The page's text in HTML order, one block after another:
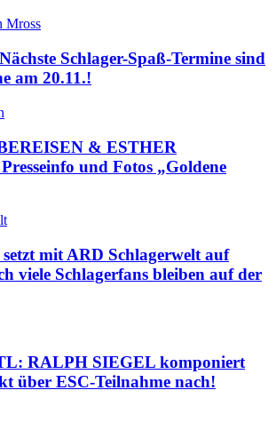
Schlager-Spaß-Termine sind
am 20.11.!
& ESTHER
und Fotos „Goldene
mit ARD Schlagerwelt auf
viele Schlagerfans bleiben auf der
RALPH SIEGEL komponiert
über ESC-Teilnahme nach!